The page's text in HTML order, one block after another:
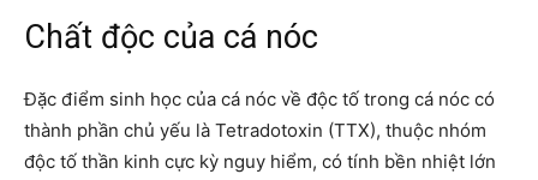
Chất độc của cá nóc
Đặc điểm sinh học của cá nóc về độc tố trong cá nóc có
thành phần chủ yếu là Tetradotoxin (TTX), thuộc nhóm
độc tố thần kinh cực kỳ nguy hiểm, có tính bền nhiệt lớn